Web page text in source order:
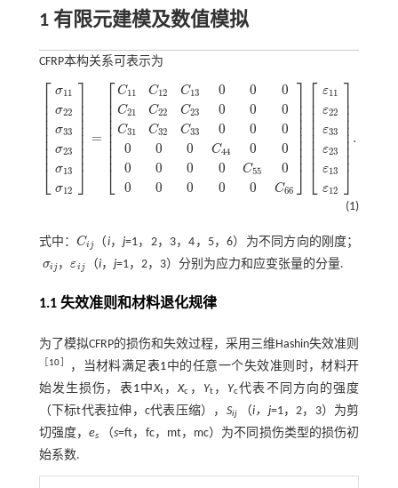
1 有限元建模及数值模拟
CFRP本构关系可表示为
⎡
⎣
⎢⎢⎢⎢⎢⎢⎢⎢⎢
σ11
σ22
σ33
σ23
σ13
σ12
⎤
⎦
⎥⎥⎥⎥⎥⎥⎥⎥⎥
=
⎡
⎣
⎢⎢⎢⎢⎢⎢⎢⎢⎢
C11
C21
C31
0
0
0
C12
C22
C32
0
0
0
C13
C23
C33
0
0
0
0
0
0
C44
0
0
0
0
0
0
C55
0
0
0
0
0
0
C66
⎤
⎦
⎥⎥⎥⎥⎥⎥⎥⎥⎥
⎡
⎣
⎢⎢⎢⎢⎢⎢⎢⎢⎢
ε11
ε22
ε33
ε23
ε13
ε12
⎤
⎦
⎥⎥⎥⎥⎥⎥⎥⎥⎥
.
σ11 σ 33σ 23 13 =C 12 00 21C 23 0 C C 33
(1)
式中：Ci j
Cij （ i，j=1，2，3，4，5，6）为不同方向的刚度；
σi j
σij ，εi j
εij （i， j=1，2，3）分别为应力和应变张量的分量.
1.1 失效准则和材料退化规律
为了模拟CFRP的损伤和失效过程，采用三维Hashin失效准则
10 ，当材料满足表1中的任意一个失效准则时，材料开
始发生损伤， 表1中Xt ，Xc ， Yt， Yc代表不同方向的强度
（下标t代表拉伸，c代表压缩）， Sij（i，j=1，2，3）为剪
切强度，es （s=ft，fc，mt，mc）为不同损伤类型的损伤初
始系数.